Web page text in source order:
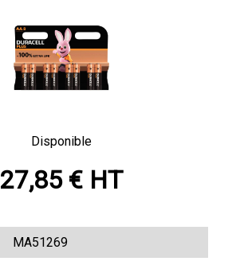
Disponible
27,85 € HT
MA51269